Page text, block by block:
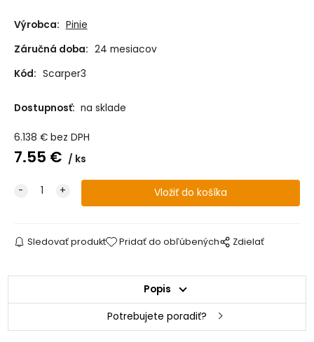
Výrobca: Pinie
Záručná doba: 24 mesiacov
Kód: Scarper3
Dostupnosť: na sklade
6.138 € bez DPH
7.55 € ks
Sledovať produkt Pridať do obľúbených Zdielať
Popis
Potrebujete poradiť?